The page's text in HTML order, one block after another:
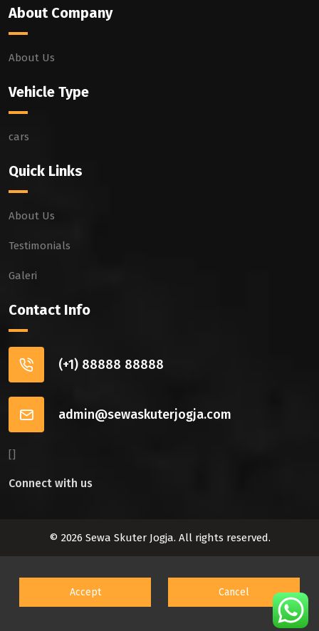
About Company
About Us
Vehicle Type
cars
Quick Links
About Us
Testimonials
Galeri
Contact Info
(+1) 88888 88888
admin@sewaskuterjogja.com
[]
Connect with us
© 2026 Sewa Skuter Jogja. All rights reserved.
Accept Cancel